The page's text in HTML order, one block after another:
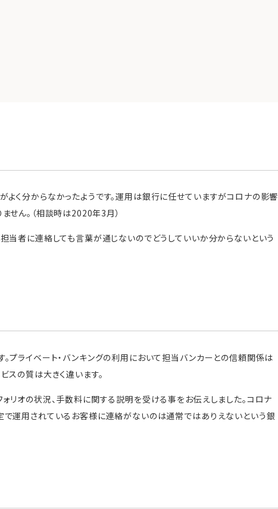
く分からなかったようです。運用は銀行に任せていますがコロナの影響
せん。（相談時は2020年3月）
当者に連絡しても言葉が通じないのでどうしていいか分からないという
プライベート・バンキングの利用において担当バンカーとの信頼関係は
スの質は大きく違います。
リオの状況、手数料に関する説明を受ける事をお伝えしました。コロナ
運用されているお客様に連絡がないのは通常ではありえないという銀